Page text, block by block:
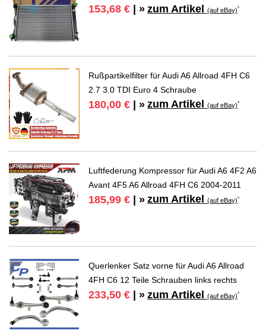
153,68 € | » zum Artikel(auf eBay)*
Rußpartikelfilter für Audi A6 Allroad 4FH C6
2.7 3.0 TDI Euro 4 Schraube
180,00 € | » zum Artikel(auf eBay)*
Luftfederung Kompressor für Audi A6 4F2 A6
Avant 4F5 A6 Allroad 4FH C6 2004-2011
185,99 € | » zum Artikel(auf eBay)*
Querlenker Satz vorne für Audi A6 Allroad
4FH C6 12 Teile Schrauben links rechts
233,50 € | » zum Artikel(auf eBay)*